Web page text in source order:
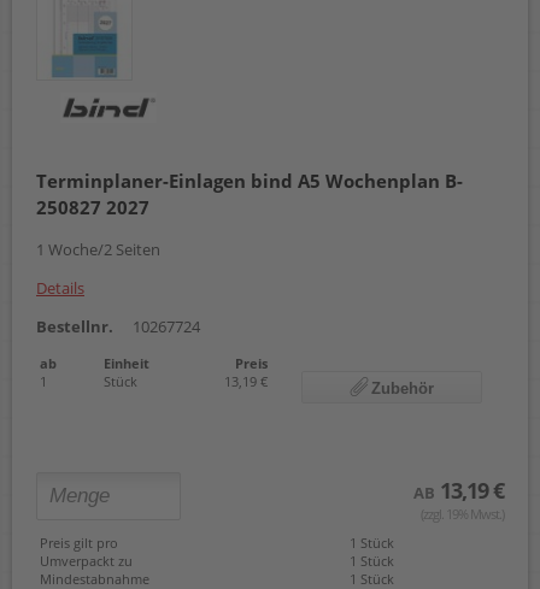
Terminplaner-Einlagen bind A5 Wochenplan B-
250827 2027
1 Woche/2 Seiten
Details
Bestellnr.
10267724
ab Einheit
Preis
1
Stück 13,19 € Zubehör
AB 13,19 €
(zzgl. 19% Mwst.)
Preis gilt pro
1 Stück
Umverpackt zu
1 Stück
Mindestabnahme
1 Stück